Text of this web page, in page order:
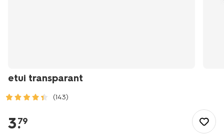
etui transparant
(143)
kantoor/etuis/etui-
transparant-
3.
79